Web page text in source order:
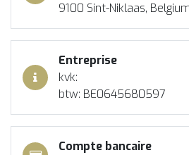
9100 Sint-Niklaas,
Entreprise
kvk:
btw: BE0645680597
Compte bancaire